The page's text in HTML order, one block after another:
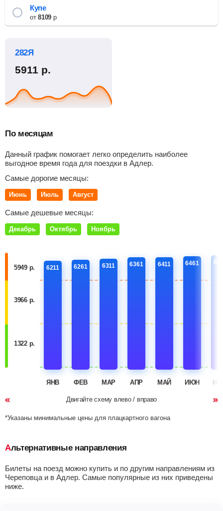
Купе
от8109р
282Я
5911 р.
По месяцам
Данный график помогает легко определить наиболее
выгодное время года для поездки в Адлер.
Самые дорогие месяцы:
Июнь Июль Август
Самые дешевые месяцы:
Декабрь Октябрь Ноябрь
5949 р.
3966 р.
1322 р.
6211
ЯНВ
6261
ФЕВ
6311
МАР
6361
АПР
6411
МАЙ
6461
ИЮН
Двигайте схему влево / вправо
*Указаны минимальные цены для плацкартного вагона
Альтернативные направления
Билеты на поезд можно купить и по другим направлениям из
Череповца и в Адлер. Самые популярные из них приведены
ниже.